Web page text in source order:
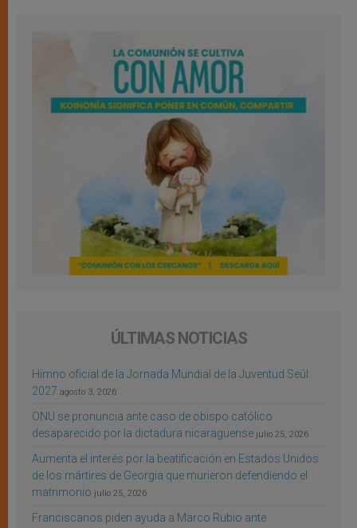
ÚLTIMAS NOTICIAS
Himno oficial de la Jornada Mundial de la Juventud Seúl
2027 agosto 3, 2026
ONU se pronuncia ante caso de obispo católico
desaparecido por la dictadura nicaragüense julio 25, 2026
Aumenta el interés por la beatificación en Estados Unidos
de los mártires de Georgia que murieron defendiendo el
matrimonio julio 25, 2026
Franciscanos piden ayuda a Marco Rubio ante